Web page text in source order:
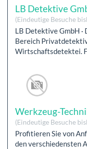
LB Detektive
(Eindeutige Besuche
LB Detektive GmbH
Bereich
Wirtschaftsdetektei.
Werkzeug-
(Eindeutige Besuche
Profitieren Sie von
den verschiedensten